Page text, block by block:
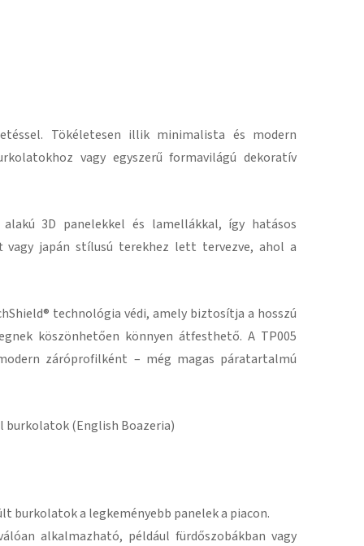
Tökéletesen illik minimalista és modern
vagy egyszerű formavilágú dekoratív
3D panelekkel és lamellákkal, így hatásos
japán stílusú terekhez lett tervezve, ahol a
technológia védi, amely biztosítja a hosszú
köszönhetően könnyen átfesthető. A TP005
záróprofilként – még magas páratartalmú
burkolatok (English Boazeria)
burkolatok a legkeményebb panelek a piacon.
alkalmazható, például fürdőszobákban vagy